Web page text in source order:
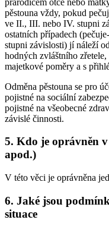
pěstouna vždy, pokud
ve II., III. nebo IV. stupni
ostatních případech
stupni závislosti) jí náleží
hodných zvláštního
majetkové poměry a s
Odměna pěstouna se pro
pojistné na sociální
pojistné na všeobecné
závislé činnosti.
5. Kdo je oprávněn
apod.)
V této věci je oprávněna
6. Jaké jsou
situace